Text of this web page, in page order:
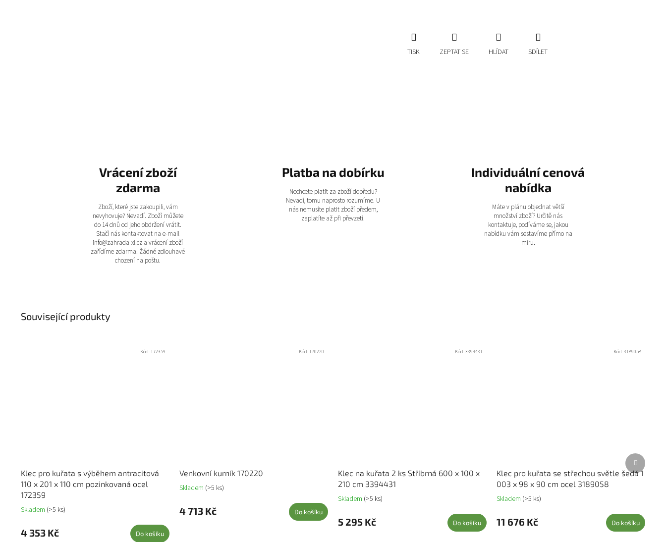
TISK ZEPTAT SE HLÍDAT SDÍLET
Vrácení zboží
zdarma
Zboží, které jste zakoupili, vám
nevyhovuje? Nevadí. Zboží můžete
do 14 dnů od jeho obdržení vrátit.
Stačí nás kontaktovat na e-mail
info@zahrada-xl.cz a vrácení zboží
zařídíme zdarma. Žádné zdlouhavé
chození na poštu.
Platba na dobírku
Nechcete platit za zboží dopředu?
Nevadí, tomu naprosto rozumíme. U
nás nemusíte platit zboží předem,
zaplatíte až při převzetí.
Individuální cenová
nabídka
Máte v plánu objednat větší
množství zboží? Určitě nás
kontaktuje, podíváme se, jakou
nabídku vám sestavíme přímo na
míru.
Související produkty
Klec pro kuřata s výběhem antracitová
110 x 201 x 110 cm pozinkovaná ocel
172359
Skladem (>5 ks)
4 353 Kč Do košíku
Kód: 172359
Venkovní kurník 170220
Skladem (>5 ks)
4 713 Kč Do košíku
Kód: 170220
Klec na kuřata 2 ks Stříbrná 600 x 100 x
210 cm 3394431
Skladem (>5 ks)
5 295 Kč Do košíku
Kód:3394431
Klec pro kuřata se střechou světle šedá 1
003 x 98 x 90 cm ocel 3189058
Skladem (>5 ks)
11 676 Kč Do košíku
Kód:3189058
Další